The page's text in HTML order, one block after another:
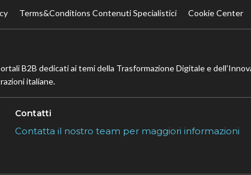
Terms&Conditions Contenuti Specialistici Cookie Center
B2B dedicati ai temi della Trasformazione Digitale e
italiane.
Contatti
Contatta il nostro team per maggiori informazioni